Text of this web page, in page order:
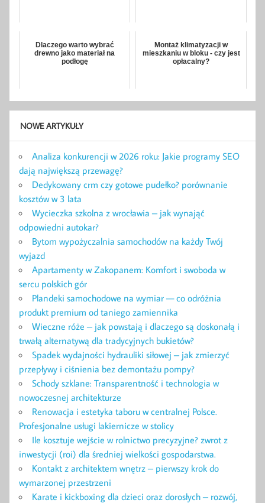
Dlaczego warto wybrać
drewno jako materiał na
podłogę
Montaż klimatyzacji w
mieszkaniu w bloku - czy jest
opłacalny?
NOWE ARTYKUŁY
Analiza konkurencji w 2026 roku: Jakie programy SEO
dają największą przewagę?
Dedykowany crm czy gotowe pudełko? porównanie
kosztów w 3 lata
Wycieczka szkolna z wrocławia – jak wynająć
odpowiedni autokar?
Bytom wypożyczalnia samochodów na każdy Twój
wyjazd
Apartamenty w Zakopanem: Komfort i swoboda w
sercu polskich gór
Plandeki samochodowe na wymiar — co odróżnia
produkt premium od taniego zamiennika
Wieczne róże – jak powstają i dlaczego są doskonałą i
trwałą alternatywą dla tradycyjnych bukietów?
Spadek wydajności hydrauliki siłowej – jak zmierzyć
przepływy i ciśnienia bez demontażu pompy?
Schody szklane: Transparentność i technologia w
nowoczesnej architekturze
Renowacja i estetyka taboru w centralnej Polsce.
Profesjonalne usługi lakiernicze w stolicy
Ile kosztuje wejście w rolnictwo precyzyjne? zwrot z
inwestycji (roi) dla średniej wielkości gospodarstwa.
Kontakt z architektem wnętrz – pierwszy krok do
wymarzonej przestrzeni
Karate i kickboxing dla dzieci oraz dorosłych – rozwój,